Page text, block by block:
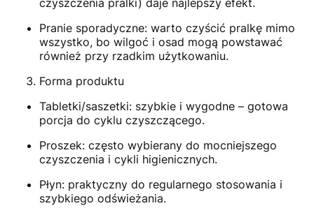
Pranie sporadyczne: warto czyścić pralkę mimo
wszystko, bo wilgoć i osad mogą powstawać
również przy rzadkim użytkowaniu.
Forma produktu
Tabletki/saszetki: szybkie i wygodne – gotowa
porcja do cyklu czyszczącego.
Proszek: często wybierany do mocniejszego
czyszczenia i cykli higienicznych.
Płyn: praktyczny do regularnego stosowania i
szybkiego odświeżania.